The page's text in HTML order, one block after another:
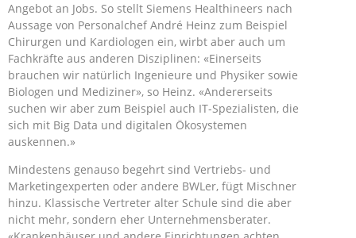
Angebot an Jobs. So stellt Siemens Healthineers nach
Aussage von Personalchef André Heinz zum Beispiel
Chirurgen und Kardiologen ein, wirbt aber auch um
Fachkräfte aus anderen Disziplinen: «Einerseits
brauchen wir natürlich Ingenieure und Physiker sowie
Biologen und Mediziner», so Heinz. «Andererseits
suchen wir aber zum Beispiel auch IT-Spezialisten, die
sich mit Big Data und digitalen Ökosystemen
auskennen.»
Mindestens genauso begehrt sind Vertriebs- und
Marketingexperten oder andere BWLer, fügt Mischner
hinzu. Klassische Vertreter alter Schule sind die aber
nicht mehr, sondern eher Unternehmensberater.